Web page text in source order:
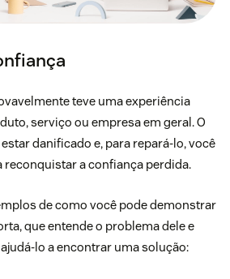
teve uma experiência
serviço ou empresa em geral. O
danificado e, para repará-lo, você
reconquistar a confiança perdida.
de como você pode demonstrar
que entende o problema dele e
lo a encontrar uma solução: